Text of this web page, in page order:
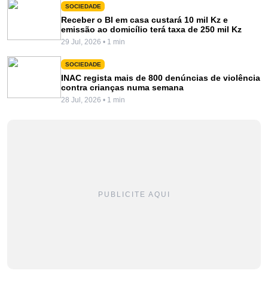
SOCIEDADE
Receber o BI em casa custará 10 mil Kz e
emissão ao domicílio terá taxa de 250 mil Kz
29 Jul, 2026 • 1 min
SOCIEDADE
INAC regista mais de 800 denúncias de violência
contra crianças numa semana
28 Jul, 2026 • 1 min
PUBLICITE AQUI